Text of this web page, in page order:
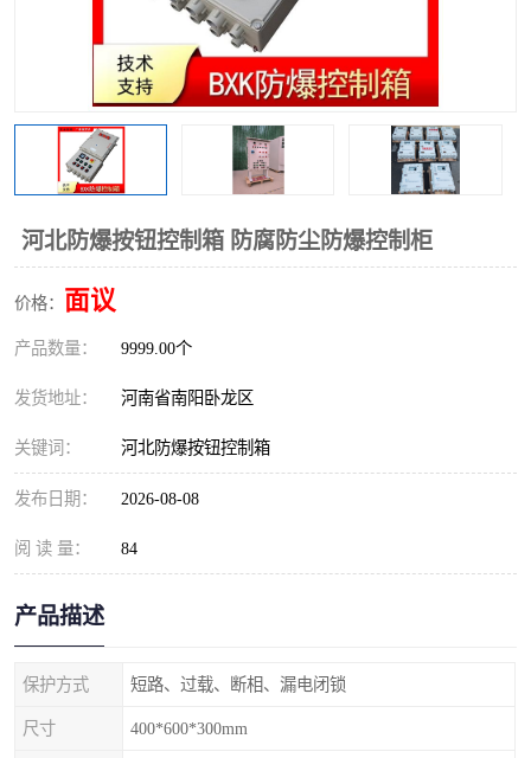
河北防爆按钮控制箱 防腐防尘防爆控制柜
价格： 面议
产品数量： 9999.00个
发货地址： 河南省南阳卧龙区
关键词： 河北防爆按钮控制箱
发布日期： 2026-08-08
阅 读 量： 84
产品描述
保护方式 短路、过载、断相、漏电闭锁
尺寸 400*600*300mm